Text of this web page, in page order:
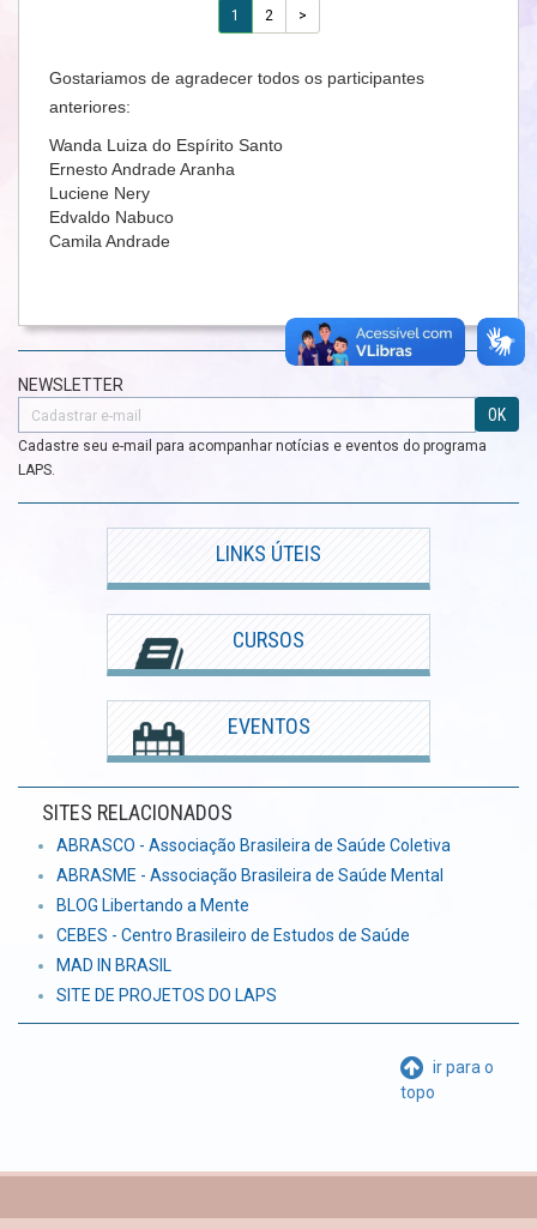
1 2 >
Gostariamos de agradecer todos os participantes
anteriores:
Wanda Luiza do Espírito Santo
Ernesto Andrade Aranha
Luciene Nery
Edvaldo Nabuco
Camila Andrade
NEWSLETTER
OK
Cadastre seu e-mail para acompanhar notícias e eventos do programa
LAPS.
LINKS ÚTEIS
CURSOS
EVENTOS
SITES RELACIONADOS
ABRASCO - Associação Brasileira de Saúde Coletiva
ABRASME - Associação Brasileira de Saúde Mental
BLOG Libertando a Mente
CEBES - Centro Brasileiro de Estudos de Saúde
MAD IN BRASIL
SITE DE PROJETOS DO LAPS
ir para o
topo